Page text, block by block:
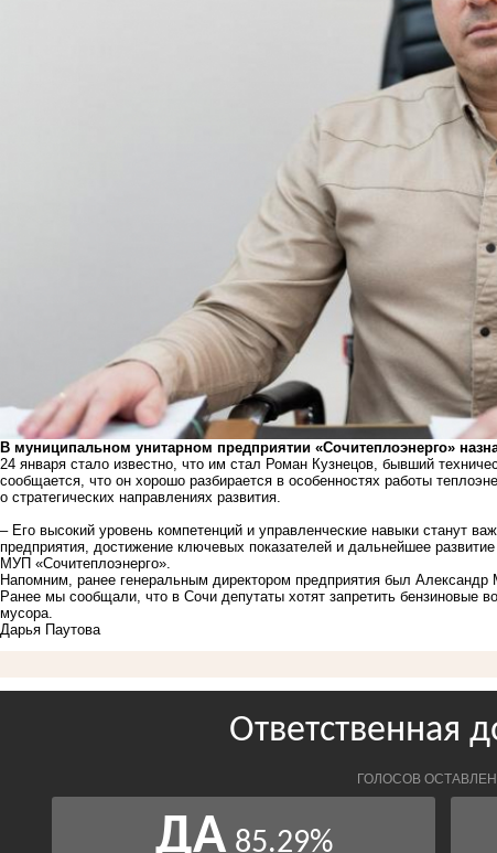
В муниципальном унитарном предприятии «Сочитеплоэнерго»
24 января стало известно, что им стал Роман Кузнецов, бывший
сообщается, что он хорошо разбирается в особенностях работы
о стратегических направлениях развития.
– Его высокий уровень компетенций и управленческие навыки станут
предприятия, достижение ключевых показателей и дальнейшее
МУП «Сочитеплоэнерго».
Напомним, ранее генеральным директором предприятия был Александр
Ранее мы сообщали, что в Сочи депутаты хотят запретить бензиновые
мусора.
Дарья Паутова